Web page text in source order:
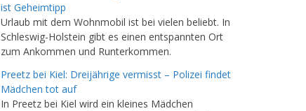
ist Geheimtipp
Urlaub mit dem Wohnmobil ist bei vielen beliebt. In
Schleswig-Holstein gibt es einen entspannten Ort
zum Ankommen und Runterkommen.
Preetz bei Kiel: Dreijährige vermisst – Polizei findet
Mädchen tot auf
In Preetz bei Kiel wird ein kleines Mädchen